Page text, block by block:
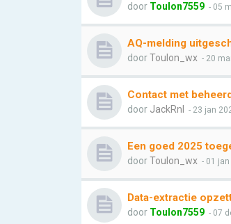
door Toulon7559 - 05
AQ-melding
doorToulon_wx - 20
Contact met
door JackRnl - 23 jan
Een goed 2025
doorToulon_wx - 01
Data-extractie
door Toulon7559 - 07